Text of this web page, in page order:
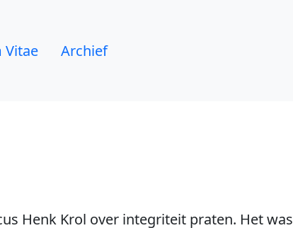
Vitae Archief
Henk Krol over integriteit praten. Het was